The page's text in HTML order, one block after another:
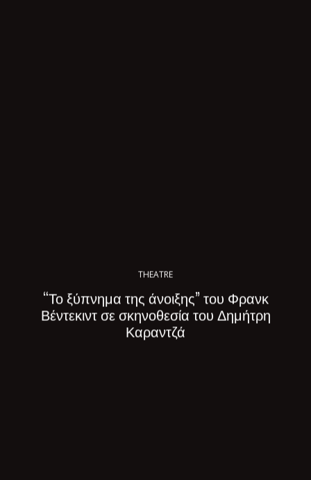
THEATRE
“Το ξύπνημα της άνοιξης” του Φρανκ
Βέντεκιντ σε σκηνοθεσία του Δημήτρη
Καραντζά